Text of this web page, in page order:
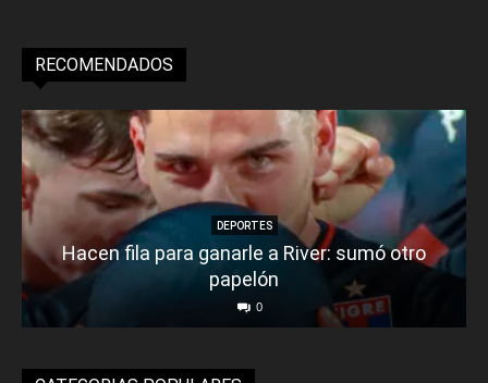
RECOMENDADOS
DEPORTES
Hacen fila para ganarle a River: sumó otro
papelón
0